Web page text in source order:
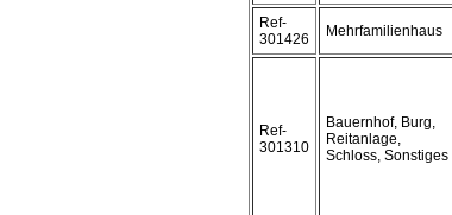
Ref-
301426
Mehrfamilienhaus
Ref-
301310
Bauernhof, Burg,
Reitanlage,
Schloss, Sonstiges